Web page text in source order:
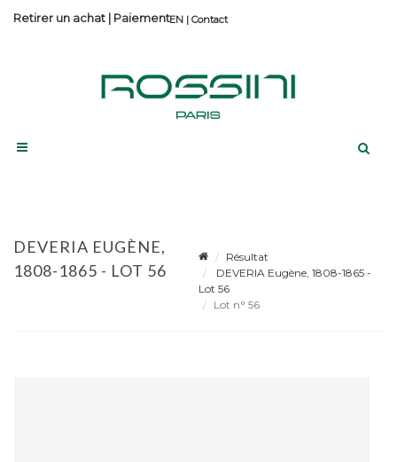
Contact
Retirer un achat | Paiement
DEVERIA EUGÈNE,
1808-1865 - LOT 56
Résultat
DEVERIA Eugène, 1808-1865 -
Lot 56
Lot n° 56